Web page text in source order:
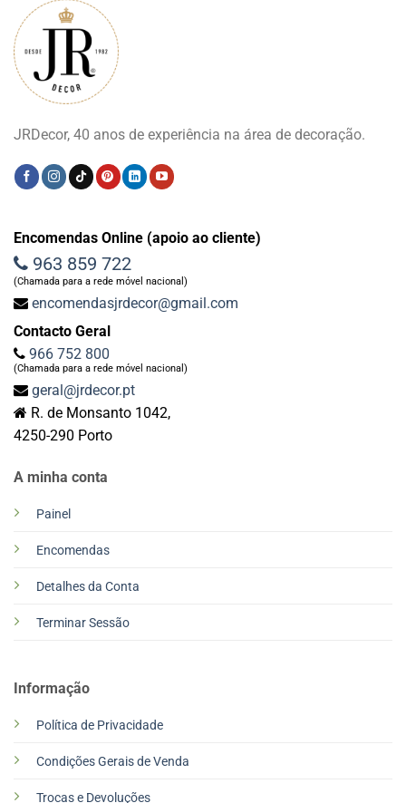
JRDecor, 40 anos de experiência na área de decoração.
A minha conta
Painel
Encomendas
Detalhes da Conta
Terminar Sessão
Informação
Política de Privacidade
Condições Gerais de Venda
Trocas e Devoluções
Encomendas Online (apoio ao cliente)
963 859 722
(Chamada para a rede móvel nacional)
encomendasjrdecor@gmail.com
Contacto Geral
966 752 800
(Chamada para a rede móvel nacional)
geral@jrdecor.pt
R. de Monsanto 1042,
4250-290 Porto